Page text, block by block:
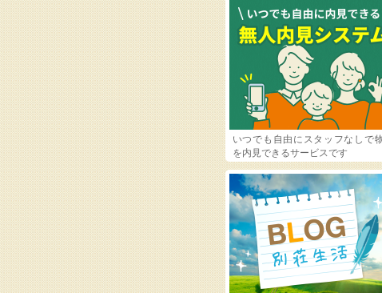
いつでも自由にスタッフなしで
を内見できるサービスです